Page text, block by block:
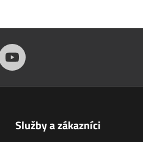
Služby a zákazníci